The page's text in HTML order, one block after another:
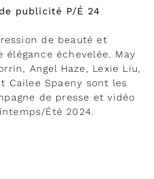
publicité P/É 24
de beauté et
élégance échevelée. May
Angel Haze, Lexie Liu,
Cailee Spaeny sont les
de presse et vidéo
Été 2024.